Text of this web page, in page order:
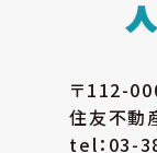
〒112-
住友不動
tel：03-